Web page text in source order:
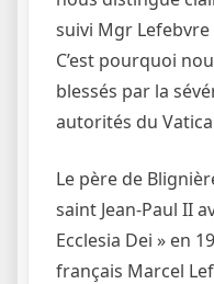
suivi Mgr
C’est pourquoi
blessés par la
autorités du
Le père de
saint Jean-Paul II
Ecclesia Dei » en
français Marcel